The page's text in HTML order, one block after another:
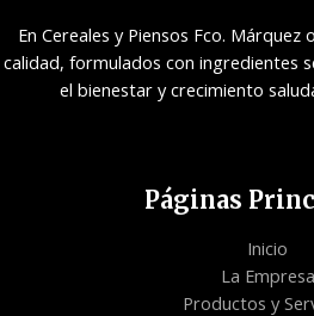
En Cereales y Piensos Fco.
calidad, formulados con ingredientes
el bienestar y crecimiento
Páginas
Inicio
La Empresa
Productos y